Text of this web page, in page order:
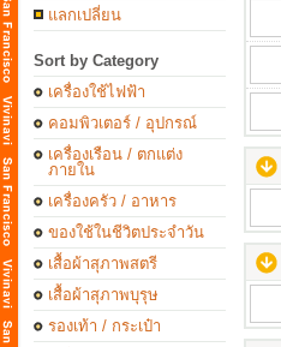
แลกเปลี่ยน
Sort by Category
เครื่องใช้ไฟฟ้า
คอมพิวเตอร์ / อุปกรณ์
เครื่องเรือน / ตกแต่ง
ภายใน
เครื่องครัว / อาหาร
ของใช้ในชีวิตประจำวัน
เสื้อผ้าสุภาพสตรี
เสื้อผ้าสุภาพบุรุษ
รองเท้า / กระเป๋า